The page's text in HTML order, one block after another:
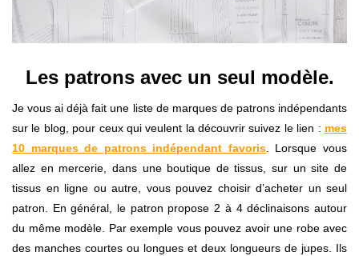
Les patrons avec un seul modèle.
Je vous ai déjà fait une liste de marques de patrons indépendants
sur le blog, pour ceux qui veulent la découvrir suivez le lien : mes
10 marques de patrons indépendant favoris. Lorsque vous
allez en mercerie, dans une boutique de tissus, sur un site de
tissus en ligne ou autre, vous pouvez choisir d’acheter un seul
patron. En général, le patron propose 2 à 4 déclinaisons autour
du même modèle. Par exemple vous pouvez avoir une robe avec
des manches courtes ou longues et deux longueurs de jupes. Ils